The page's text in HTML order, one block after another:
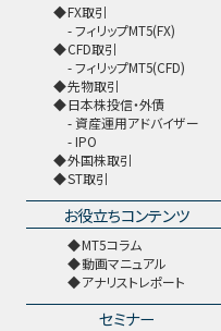
FX取引
フィリップMT5(FX)
CFD取引
フィリップMT5(CFD)
先物取引
日本株投信・外債
資産運用アドバイザー
IPO
外国株取引
ST取引
お役立ちコンテンツ
MT5コラム
動画マニュアル
アナリストレポート
セミナー